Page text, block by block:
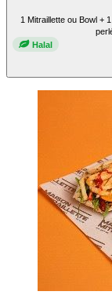
1 Mitraillette ou Bowl +
Halal